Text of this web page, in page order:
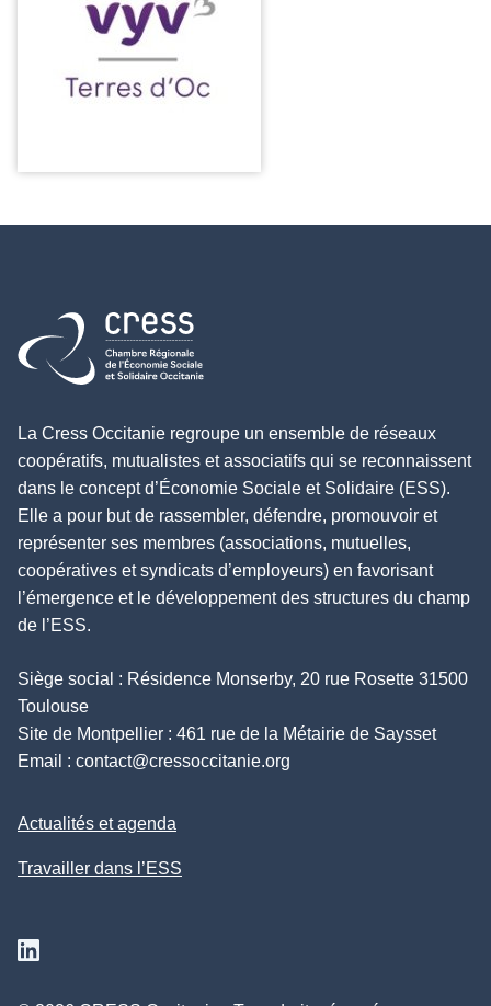
Retour à l'accueil
La Cress Occitanie regroupe un ensemble de réseaux
coopératifs, mutualistes et associatifs qui se reconnaissent
dans le concept d’Économie Sociale et Solidaire (ESS).
Elle a pour but de rassembler, défendre, promouvoir et
représenter ses membres (associations, mutuelles,
coopératives et syndicats d’employeurs) en favorisant
l’émergence et le développement des structures du champ
de l’ESS.
Siège social : Résidence Monserby, 20 rue Rosette 31500
Toulouse
Site de Montpellier : 461 rue de la Métairie de Saysset
Email : contact@cressoccitanie.org
Actualités et agenda
Travailler dans l’ESS